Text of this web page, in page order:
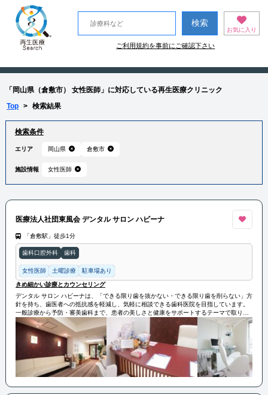
お気に入り
ご利用規約を事前にご確認下さい
「岡山県（倉敷市） 女性医師」に対応している再生医療クリニック
Top > 検索結果
検索条件
エリア 岡山県 倉敷市
施設情報 女性医師
医療法人社団東風会 デンタル サロン ハビーナ
「倉敷駅」徒歩1分
歯科口腔外科 歯科
女性医師 土曜診療 駐車場あり
きめ細かい診療とカウンセリング
デンタル サロン ハビーナは、「できる限り歯を抜かない・できる限り歯を削らない」方
針を持ち、歯医者への抵抗感を軽減し、気軽に相談できる歯科医院を目指しています。
一般診療から予防・審美歯科まで、患者の美しさと健康をサポートするテーマで取り組
んでいます。
さらに、インプラントや矯正の高度な医療も提供し、歯科用CTを活用して正確で安心な
診断・治療を提供しています。
抜かない矯正や見えない矯正など、先進的なアプローチを特徴としています。